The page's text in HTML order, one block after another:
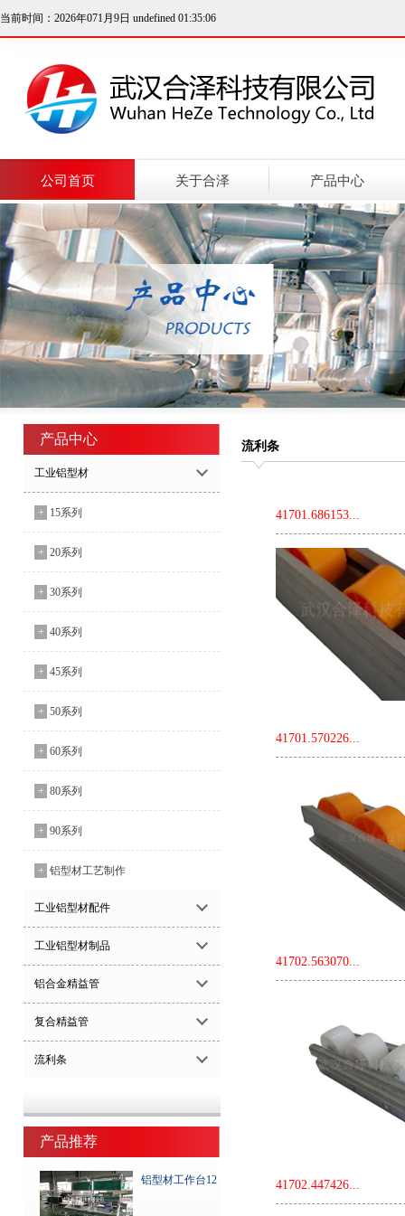
当前时间：2026年071月9日 undefined 01:35:06
公司首页 关于合泽 产品中心
产品中心
工业铝型材
+ 15系列
+ 20系列
+ 30系列
+ 40系列
+ 45系列
+ 50系列
+ 60系列
+ 80系列
+ 90系列
+ 铝型材工艺制作
工业铝型材配件
工业铝型材制品
铝合金精益管
复合精益管
流利条
产品推荐
铝型材工作台12
流利条
41701.686153...
41701.570226...
41702.563070...
41702.447426...